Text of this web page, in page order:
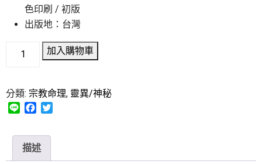
色印刷 / 初版
出版地：台灣
加入購物車
分類: 宗教命理, 靈異/神秘
e
e
b
描述